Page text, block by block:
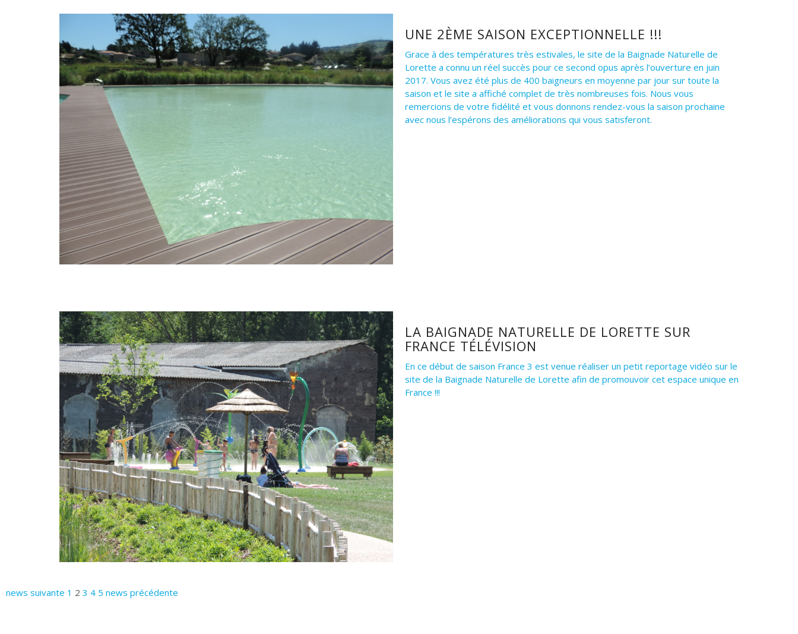
UNE 2ÈME SAISON EXCEPTIONNELLE !!!
Grace à des températures très estivales, le site de la Baignade Naturelle de
Lorette a connu un réel succès pour ce second opus après l’ouverture en juin
2017. Vous avez été plus de 400 baigneurs en moyenne par jour sur toute la
saison et le site a affiché complet de très nombreuses fois. Nous vous
remercions de votre fidélité et vous donnons rendez-vous la saison prochaine
avec nous l’espérons des améliorations qui vous satisferont.
LA BAIGNADE NATURELLE DE LORETTE SUR
FRANCE TÉLÉVISION
En ce début de saison France 3 est venue réaliser un petit reportage vidéo sur le
site de la Baignade Naturelle de Lorette afin de promouvoir cet espace unique en
France !!!
news suivante 1 2 3 4 5 news précédente